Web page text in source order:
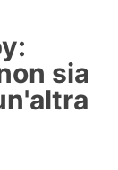
sia